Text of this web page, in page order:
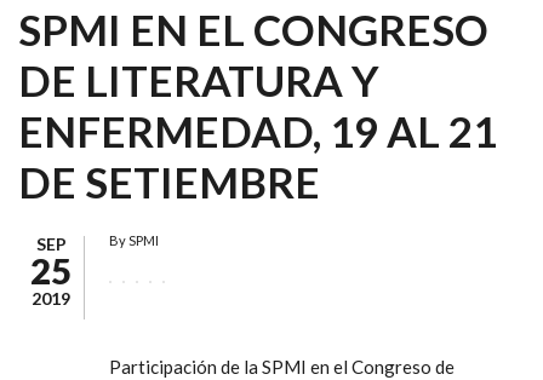
SPMI EN EL CONGRESO
DE LITERATURA Y
ENFERMEDAD, 19 AL 21
DE SETIEMBRE
SEP
25
2019
BySPMI
Participación de la SPMI en el Congreso de